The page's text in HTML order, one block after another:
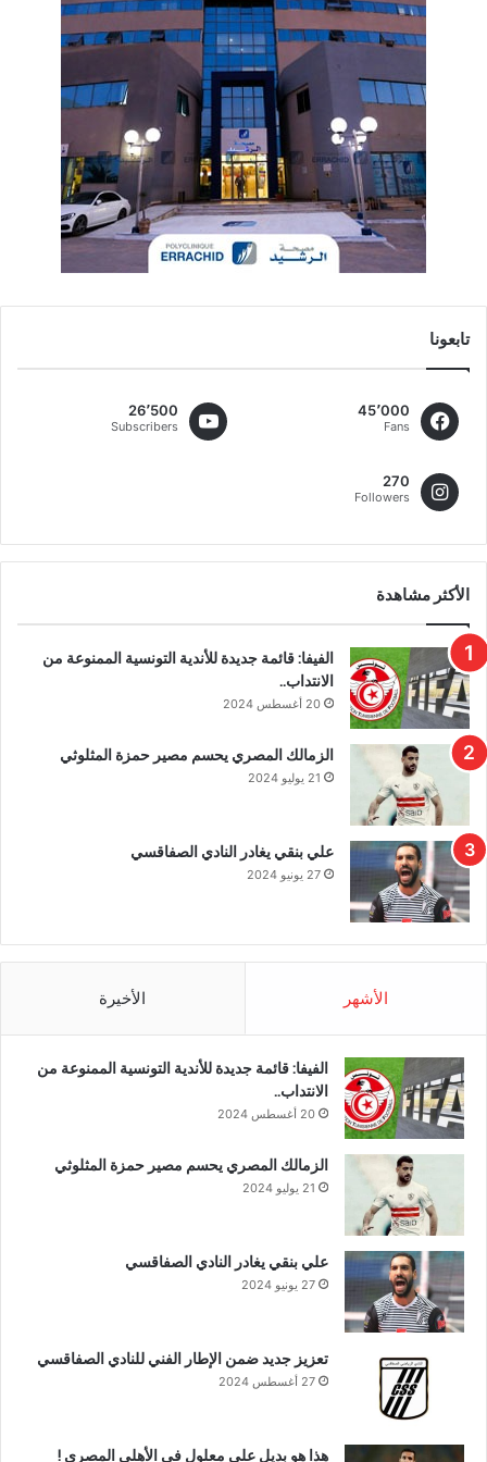
تابعونا
45٬000
Fans
26٬500
Subscribers
270
Followers
الأكثر مشاهدة
الفيفا: قائمة جديدة للأندية التونسية الممنوعة من
الانتداب..
20 أغسطس 2024
الزمالك المصري يحسم مصير حمزة المثلوثي
21 يوليو 2024
علي بنقي يغادر النادي الصفاقسي
27 يونيو 2024
الأشهر الأخيرة
الفيفا: قائمة جديدة للأندية التونسية الممنوعة من
الانتداب..
20 أغسطس 2024
الزمالك المصري يحسم مصير حمزة المثلوثي
21 يوليو 2024
علي بنقي يغادر النادي الصفاقسي
27 يونيو 2024
تعزيز جديد ضمن الإطار الفني للنادي الصفاقسي
27 أغسطس 2024
هذا هو بديل علي معلول في الأهلي المصري !